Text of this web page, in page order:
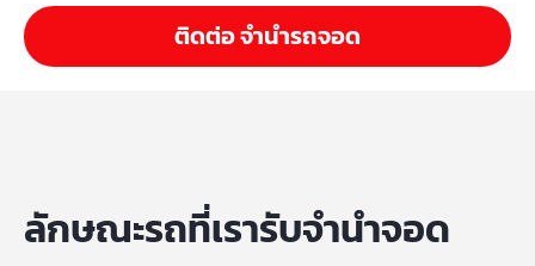
ติดต่อ จำนำรถจอด
ลักษณะรถที่เรารับจำนำจอด